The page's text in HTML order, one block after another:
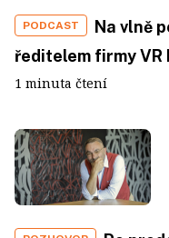
PODCAST
Na vlně
ředitelem firmy VR
1 minuta čtení